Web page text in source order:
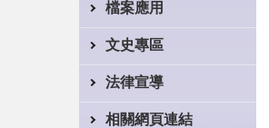
檔案應用
文史專區
法律宣導
相關網頁連結